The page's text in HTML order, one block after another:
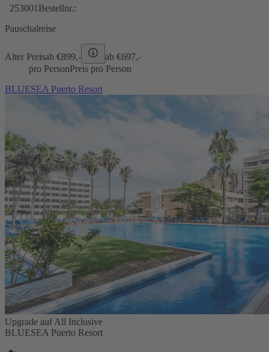
253001 Bestellnr.:
Pauschalreise
Alter Preisab €899,- ab €697,-
pro PersonPreis pro Person
BLUESEA Puerto Resort
Upgrade auf All Inclusive
BLUESEA Puerto Resort